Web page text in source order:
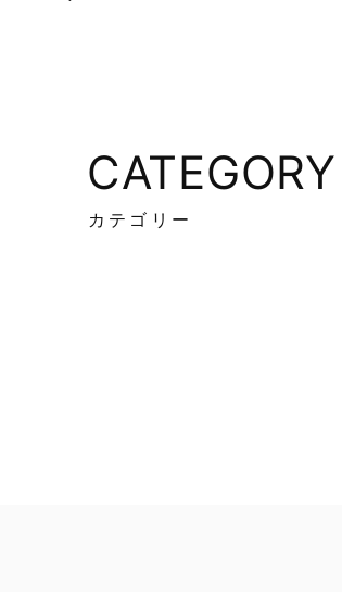
CATEGORY
カテゴリー